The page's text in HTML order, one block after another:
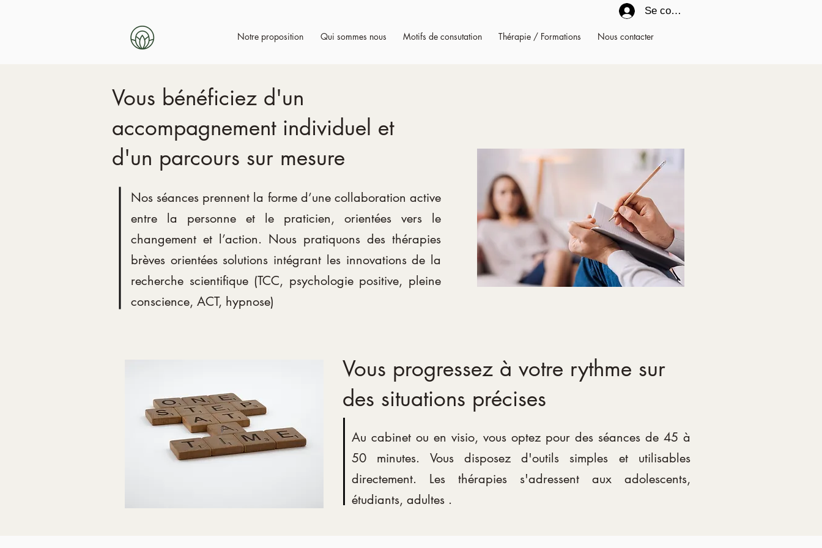
Se connecter
Notre proposition Qui sommes nous Motifs de consutation Thérapie / Formations Nous contacter
Vous bénéficiez d'un
accompagnement individuel et
d'un parcours sur mesure
Nos séances prennent la forme d’une collaboration active
entre la personne et le praticien, orientées vers le
changement et l’action. Nous pratiquons des thérapies
brèves orientées solutions intégrant les innovations de la
recherche scientifique (TCC, psychologie positive, pleine
conscience, ACT, hypnose)
Vous progressez à votre rythme sur
des situations précises
Au cabinet ou en visio, vous optez pour des séances de 45 à
50 minutes. Vous disposez d'outils simples et utilisables
directement. Les thérapies s'adressent aux adolescents,
étudiants, adultes .